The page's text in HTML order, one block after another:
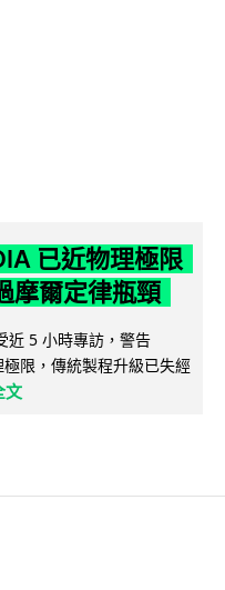
已近物理極限
摩爾定律瓶頸
近 5 小時專訪，警告
限，傳統製程升級已失經
文